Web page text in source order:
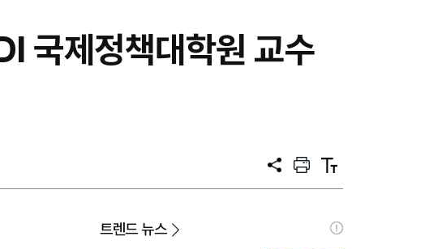
국제정책대학원 교수
공
프
트
텍
트
트렌드 뉴스